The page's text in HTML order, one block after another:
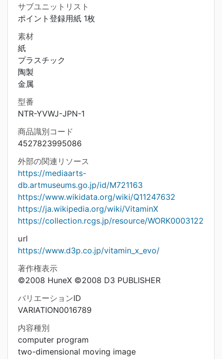
サブユニットリスト
ポイント登録用紙 1枚
素材
紙
プラスチック
陶製
金属
型番
NTR-YVWJ-JPN-1
商品識別コード
4527823995086
外部の関連リソース
https://mediaarts-
db.artmuseums.go.jp/id/M721163
https://www.wikidata.org/wiki/Q11247632
https://ja.wikipedia.org/wiki/VitaminX
https://collection.rcgs.jp/resource/WORK0003122
url
https://www.d3p.co.jp/vitamin_x_evo/
著作権表示
©2008 HuneX ©2008 D3 PUBLISHER
バリエーションID
VARIATION0016789
内容種別
computer program
two-dimensional moving image